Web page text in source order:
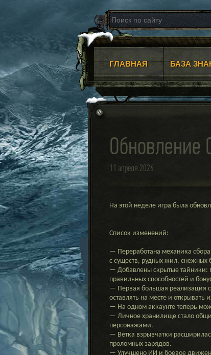
ГЛАВНАЯ БАЗА
Обновление
11 апреля 2026
На этой неделе игра была
Список изменений:
— Переработана механика сбора
с существ, рудных жил, снежных
— Добавлены скрытые тайники:
правильных способностей и
— Первая большая реализация
оставлять на месте и открывать
— На одном аккаунте теперь
— Личное хранилище стало
персонажами.
— Ветка взрывчатки
проломных зарядов.
— Улучшено ИИ и боевое